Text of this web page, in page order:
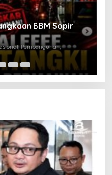
BBM Sopir
Pembangunan,